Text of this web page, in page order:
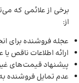
برخی از علائمی که
از:
عجله فروشنده برای
ارائه اطلاعات ناقص
پیشنهاد قیمت‌های
عدم تمایل فروشنده